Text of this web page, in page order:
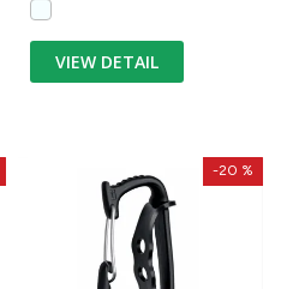
VIEW DETAIL
-20 %